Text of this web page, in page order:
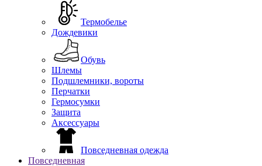
Термобелье
Дождевики
Обувь
Шлемы
Подшлемники, вороты
Перчатки
Гермосумки
Защита
Аксессуары
Повседневная одежда
Повседневная